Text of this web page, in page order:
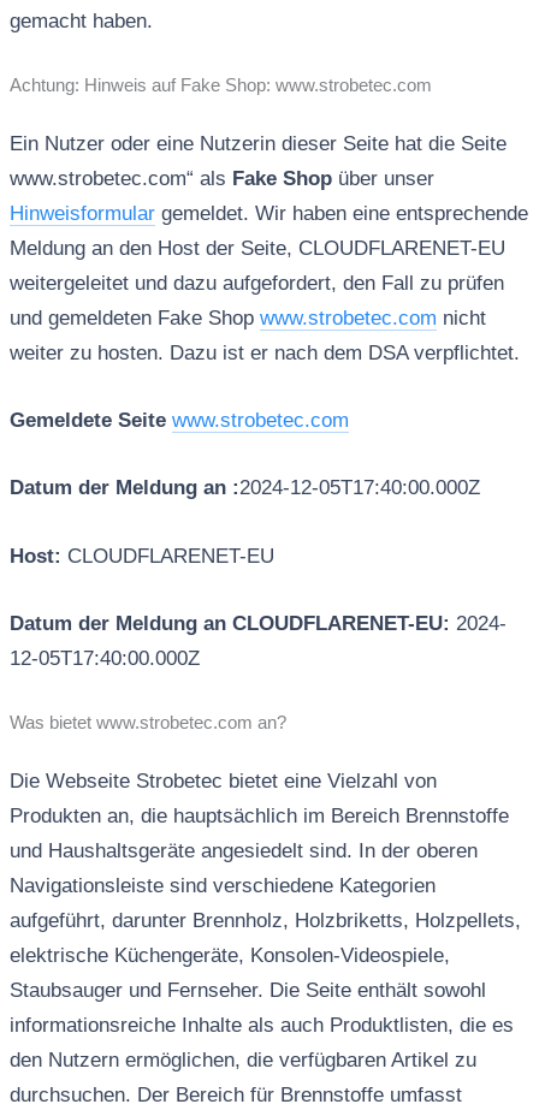
gemacht haben.
Achtung: Hinweis auf Fake Shop: www.strobetec.com
Ein Nutzer oder eine Nutzerin dieser Seite hat die Seite
www.strobetec.com“ als Fake Shopüber unser
Hinweisformulargemeldet. Wir haben eine entsprechende
Meldung an den Host der Seite, CLOUDFLARENET-EU
weitergeleitet und dazu aufgefordert, den Fall zu prüfen
und gemeldeten Fake Shop www.strobetec.com nicht
weiter zu hosten. Dazu ist er nach dem DSA verpflichtet.
Gemeldete Seite www.strobetec.com
Datum der Meldung an :2024-12-05T17:40:00.000Z
Host: CLOUDFLARENET-EU
Datum der Meldung an CLOUDFLARENET-EU: 2024-
12-05T17:40:00.000Z
Was bietet www.strobetec.com an?
Die Webseite Strobetec bietet eine Vielzahl von
Produkten an, die hauptsächlich im Bereich Brennstoffe
und Haushaltsgeräte angesiedelt sind. In der oberen
Navigationsleiste sind verschiedene Kategorien
aufgeführt, darunter Brennholz, Holzbriketts, Holzpellets,
elektrische Küchengeräte, Konsolen-Videospiele,
Staubsauger und Fernseher. Die Seite enthält sowohl
informationsreiche Inhalte als auch Produktlisten, die es
den Nutzern ermöglichen, die verfügbaren Artikel zu
durchsuchen. Der Bereich für Brennstoffe umfasst